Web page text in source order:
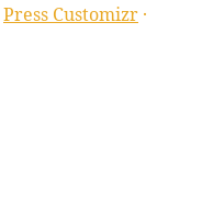
Press Customizr ·